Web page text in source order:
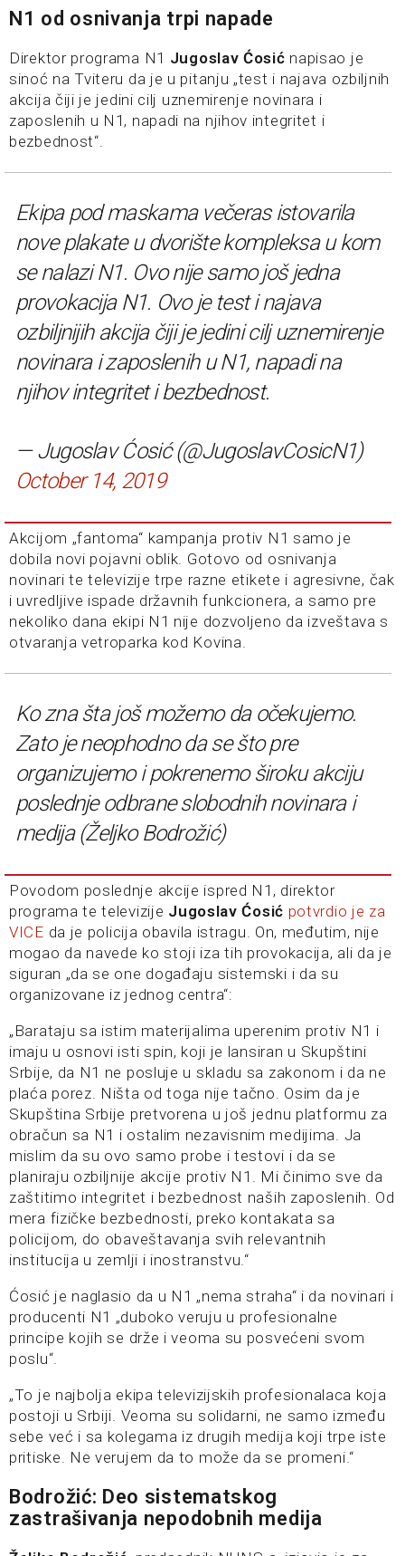
N1 od osnivanja trpi napade
Direktor programa N1 Jugoslav Ćosić napisao je
sinoć na Tviteru da je u pitanju „test i najava ozbiljnih
akcija čiji je jedini cilj uznemirenje novinara i
zaposlenih u N1, napadi na njihov integritet i
bezbednost“.
Ekipa pod maskama večeras istovarila
nove plakate u dvorište kompleksa u kom
se nalazi N1. Ovo nije samo još jedna
provokacija N1. Ovo je test i najava
ozbiljnijih akcija čiji je jedini cilj uznemirenje
novinara i zaposlenih u N1, napadi na
njihov integritet i bezbednost.
— Jugoslav Ćosić (@JugoslavCosicN1)
October 14, 2019
Akcijom „fantoma“ kampanja protiv N1 samo je
dobila novi pojavni oblik. Gotovo od osnivanja
novinari te televizije trpe razne etikete i agresivne, čak
i uvredljive ispade državnih funkcionera, a samo pre
nekoliko dana ekipi N1 nije dozvoljeno da izveštava s
otvaranja vetroparka kod Kovina.
Ko zna šta još možemo da očekujemo.
Zato je neophodno da se što pre
organizujemo i pokrenemo široku akciju
poslednje odbrane slobodnih novinara i
medija (Željko Bodrožić)
Povodom poslednje akcije ispred N1, direktor
programa te televizije Jugoslav Ćosić potvrdio je za
VICE da je policija obavila istragu. On, međutim, nije
mogao da navede ko stoji iza tih provokacija, ali da je
siguran „da se one događaju sistemski i da su
organizovane iz jednog centra“:
„Barataju sa istim materijalima uperenim protiv N1 i
imaju u osnovi isti spin, koji je lansiran u Skupštini
Srbije, da N1 ne posluje u skladu sa zakonom i da ne
plaća porez. Ništa od toga nije tačno. Osim da je
Skupština Srbije pretvorena u još jednu platformu za
obračun sa N1 i ostalim nezavisnim medijima. Ja
mislim da su ovo samo probe i testovi i da se
planiraju ozbiljnije akcije protiv N1. Mi činimo sve da
zaštitimo integritet i bezbednost naših zaposlenih. Od
mera fizičke bezbednosti, preko kontakata sa
policijom, do obaveštavanja svih relevantnih
institucija u zemlji i inostranstvu.“
Ćosić je naglasio da u N1 „nema straha“ i da novinari i
producenti N1 „duboko veruju u profesionalne
principe kojih se drže i veoma su posvećeni svom
poslu“.
„To je najbolja ekipa televizijskih profesionalaca koja
postoji u Srbiji. Veoma su solidarni, ne samo između
sebe već i sa kolegama iz drugih medija koji trpe iste
pritiske. Ne verujem da to može da se promeni.“
Bodrožić: Deo sistematskog
zastrašivanja nepodobnih medija